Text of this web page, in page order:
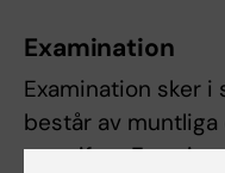
Examination
Examination sker
består av
uppgifter.